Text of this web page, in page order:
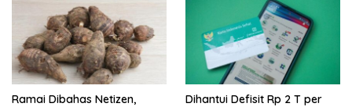
Ramai Dibahas Netizen,
Dihantui Defisit Rp 2 T per